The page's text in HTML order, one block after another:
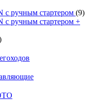
с ручным стартером (9)
с ручным стартером +